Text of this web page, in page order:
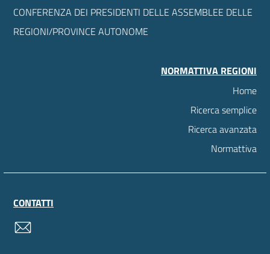
CONFERENZA DEI PRESIDENTI DELLE ASSEMBLEE DELLE
REGIONI/PROVINCE AUTONOME
NORMATTIVA REGIONI
Home
Ricerca semplice
Ricerca avanzata
Normattiva
CONTATTI